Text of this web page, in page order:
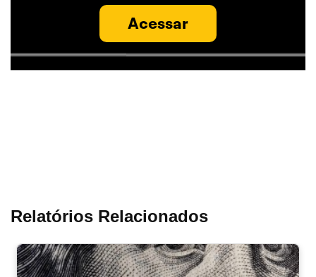
Acessar
Relatórios Relacionados